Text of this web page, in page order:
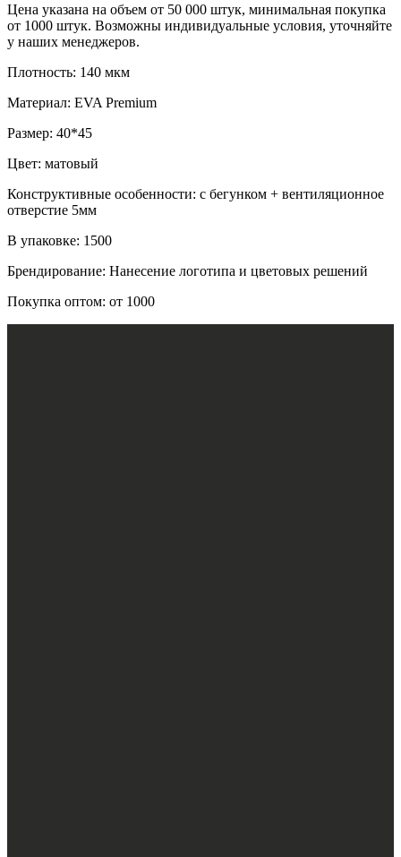
Цена указана на объем от 50 000 штук, минимальная покупка
от 1000 штук. Возможны индивидуальные условия, уточняйте
у наших менеджеров.
Плотность: 140 мкм
Материал: EVA Premium
Размер: 40*45
Цвет: матовый
Конструктивные особенности: с бегунком + вентиляционное
отверстие 5мм
В упаковке: 1500
Брендирование: Нанесение логотипа и цветовых решений
Покупка оптом: от 1000